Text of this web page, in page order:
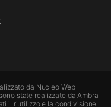
da Nucleo Web
state realizzate da Ambra
il riutilizzo e la condivisione